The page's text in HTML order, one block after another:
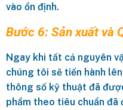
vào ổn định.
Bước 6: Sản xuất và
Ngay khi tất cả nguyên
chúng tôi sẽ tiến hành
thông số kỹ thuật đã
phẩm theo tiêu chuẩn